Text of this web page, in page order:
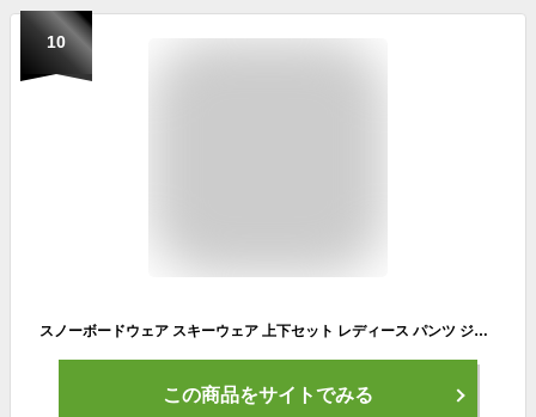
10
スノーボードウェア スキーウェア 上下セット レディース パンツ ジャケット ボード ウェア スノボ ウェア スノボー ウェア スノー ウェア ウエア おしゃれ かわいい 上 下 スノーボード スキー 保温 中綿 撥水 防風 防寒 着 PISET-43PJB_ICE 【LDY】
この商品をサイトでみる